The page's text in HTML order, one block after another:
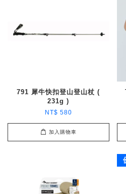
791 犀牛快扣登山登山杖 (
231g )
NT$ 580
加入購物車